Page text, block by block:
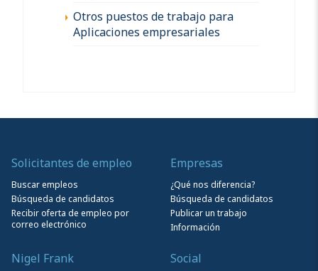
Otros puestos de trabajo para
Aplicaciones empresariales
Solicitantes de empleo
Buscar empleos
Búsqueda de candidatos
Recibir oferta de empleo por
correo electrónico
Empresas
¿Qué nos diferencia?
Búsqueda de candidatos
Publicar un trabajo
Información
Nigel Frank Social